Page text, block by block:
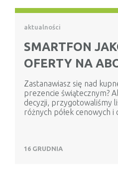
aktualności
SMARTFON
OFERTY NA
Zastanawiasz się nad
prezencie świątecznym?
decyzji, przygotowaliśmy
różnych półek cenowych i
16 GRUDNIA